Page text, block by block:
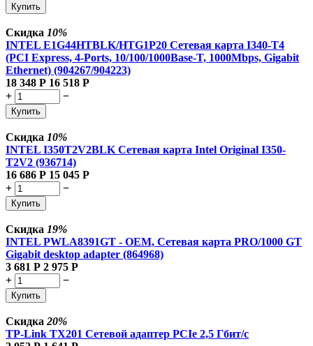
Купить
Скидка 10%
INTEL E1G44HTBLK/HTG1P20 Сетевая карта I340-T4
(PCI Express, 4-Ports, 10/100/1000Base-T, 1000Mbps, Gigabit
Ethernet) (904267/904223)
18 348 Р 16 518 Р
+
−
Купить
Скидка 10%
INTEL I350T2V2BLK Сетевая карта Intel Original I350-
T2V2 (936714)
16 686 Р 15 045 Р
+
−
Купить
Скидка 19%
INTEL PWLA8391GT - OEM, Сетевая карта PRO/1000 GT
Gigabit desktop adapter (864968)
3 681 Р 2 975 Р
+
−
Купить
Скидка 20%
TP-Link TX201 Сетевой адаптер PCIe 2,5 Гбит/с